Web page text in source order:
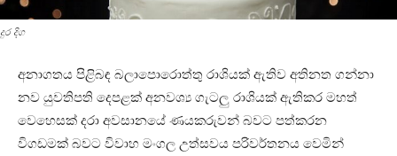
දුර දිග
අනාගතය පිළිබඳ බලාපොරොත්තු රාශියක්‌ ඇතිව අතිනත ගන්නා
නව යුවතිපති දෙපළක්‌ අනවශ්‍ය ගැටලු රාශියක්‌ ඇතිකර මහත්
වෙහෙසක්‌ දරා අවසානයේ ණයකරුවන් බවට පත්කරන
විගඩමක්‌ බවට විවාහ මංගල උත්සවය පරිවර්තනය වෙමින්